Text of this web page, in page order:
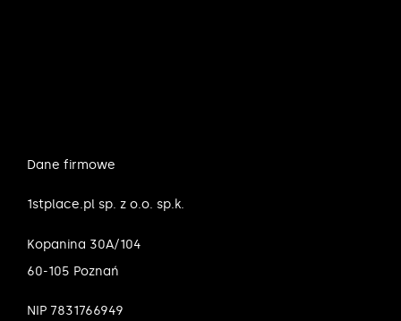
Dane firmowe
1stplace.pl sp. z o.o. sp.k.
Kopanina 30A/104
60-105 Poznań
NIP 7831766949